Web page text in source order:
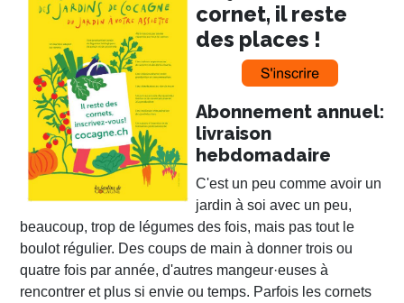
cornet, il reste
des places !
Abonnement annuel:
livraison
hebdomadaire
C'est un peu comme avoir un
jardin à soi avec un peu,
beaucoup, trop de légumes des fois, mais pas tout le
boulot régulier. Des coups de main à donner trois ou
quatre fois par année, d'autres mangeur·euses à
rencontrer et plus si envie ou temps. Parfois les cornets